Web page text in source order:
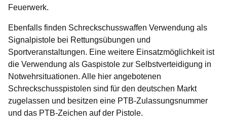
Feuerwerk.
Ebenfalls finden Schreckschusswaffen Verwendung als
Signalpistole bei Rettungsübungen und
Sportveranstaltungen. Eine weitere Einsatzmöglichkeit ist
die Verwendung als Gaspistole zur Selbstverteidigung in
Notwehrsituationen. Alle hier angebotenen
Schreckschusspistolen sind für den deutschen Markt
zugelassen und besitzen eine PTB-Zulassungsnummer
und das PTB-Zeichen auf der Pistole.